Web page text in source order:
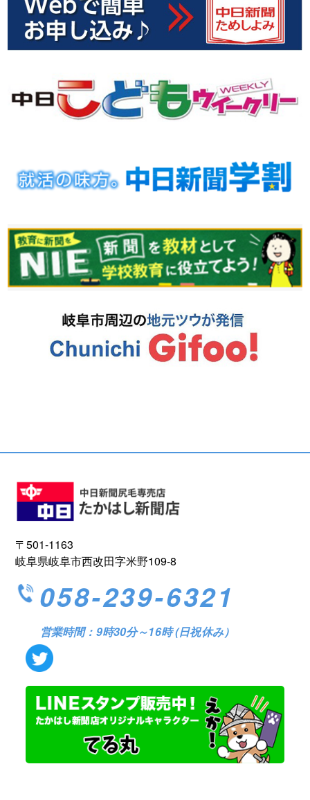
〒501-1163
岐阜県岐阜市西改田字米野109-8
058-239-6321